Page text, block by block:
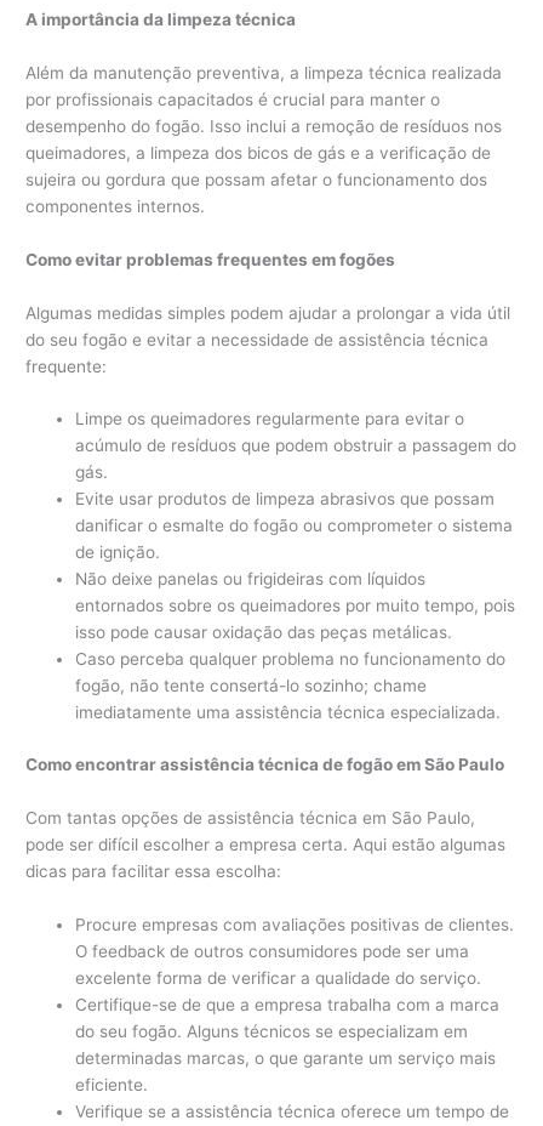
A importância da limpeza técnica
Além da manutenção preventiva, a limpeza técnica realizada
por profissionais capacitados é crucial para manter o
desempenho do fogão. Isso inclui a remoção de resíduos nos
queimadores, a limpeza dos bicos de gás e a verificação de
sujeira ou gordura que possam afetar o funcionamento dos
componentes internos.
Como evitar problemas frequentes em fogões
Algumas medidas simples podem ajudar a prolongar a vida útil
do seu fogão e evitar a necessidade de assistência técnica
frequente:
Limpe os queimadores regularmente para evitar o
acúmulo de resíduos que podem obstruir a passagem do
gás.
Evite usar produtos de limpeza abrasivos que possam
danificar o esmalte do fogão ou comprometer o sistema
de ignição.
Não deixe panelas ou frigideiras com líquidos
entornados sobre os queimadores por muito tempo, pois
isso pode causar oxidação das peças metálicas.
Caso perceba qualquer problema no funcionamento do
fogão, não tente consertá-lo sozinho; chame
imediatamente uma assistência técnica especializada.
Como encontrar assistência técnica de fogão em São Paulo
Com tantas opções de assistência técnica em São Paulo,
pode ser difícil escolher a empresa certa. Aqui estão algumas
dicas para facilitar essa escolha:
Procure empresas com avaliações positivas de clientes.
O feedback de outros consumidores pode ser uma
excelente forma de verificar a qualidade do serviço.
Certifique-se de que a empresa trabalha com a marca
do seu fogão. Alguns técnicos se especializam em
determinadas marcas, o que garante um serviço mais
eficiente.
Verifique se a assistência técnica oferece um tempo de